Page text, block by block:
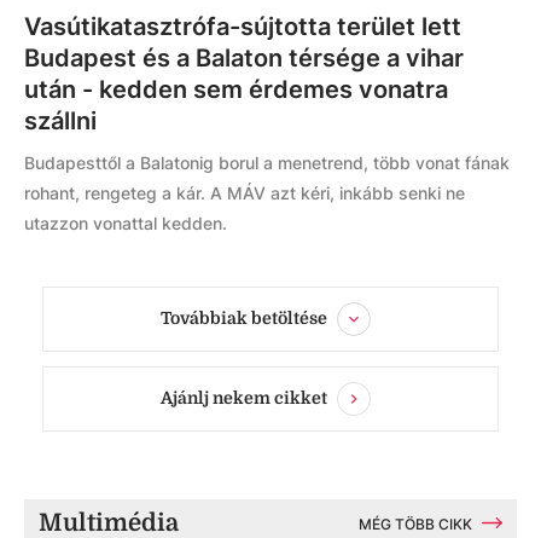
Vasútikatasztrófa-sújtotta terület lett
Budapest és a Balaton térsége a vihar
után - kedden sem érdemes vonatra
szállni
Budapesttől a Balatonig borul a menetrend, több vonat fának
rohant, rengeteg a kár. A MÁV azt kéri, inkább senki ne
utazzon vonattal kedden.
Továbbiak betöltése
Ajánlj nekem cikket
Multimédia MÉG TÖBB CIKK